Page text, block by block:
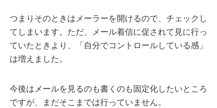
つまりそのときはメーラーを開けるので、チェックし
てしまいます。ただ、メール着信に促されて見に行っ
ていたときより、「自分でコントロールしている感」
は増えました。
今後はメールを見るのも書くのも固定化したいところ
ですが、まだそこまでは行っていません。